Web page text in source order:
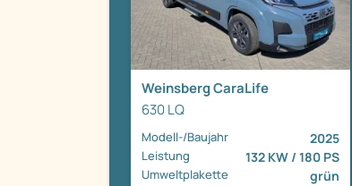
Weinsberg CaraLife
630 LQ
Modell-/Baujahr 2025
Leistung 132 KW / 180 PS
Umweltplakette grün